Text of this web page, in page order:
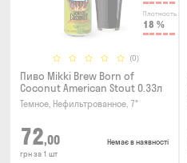
Плотность
18 %
(0)
Пиво Mikki Brew Born of
Coconut American Stout 0.33л
Темное, Нефильтрованное, 7°
72,00
грн за 1 шт
Немає в наявності